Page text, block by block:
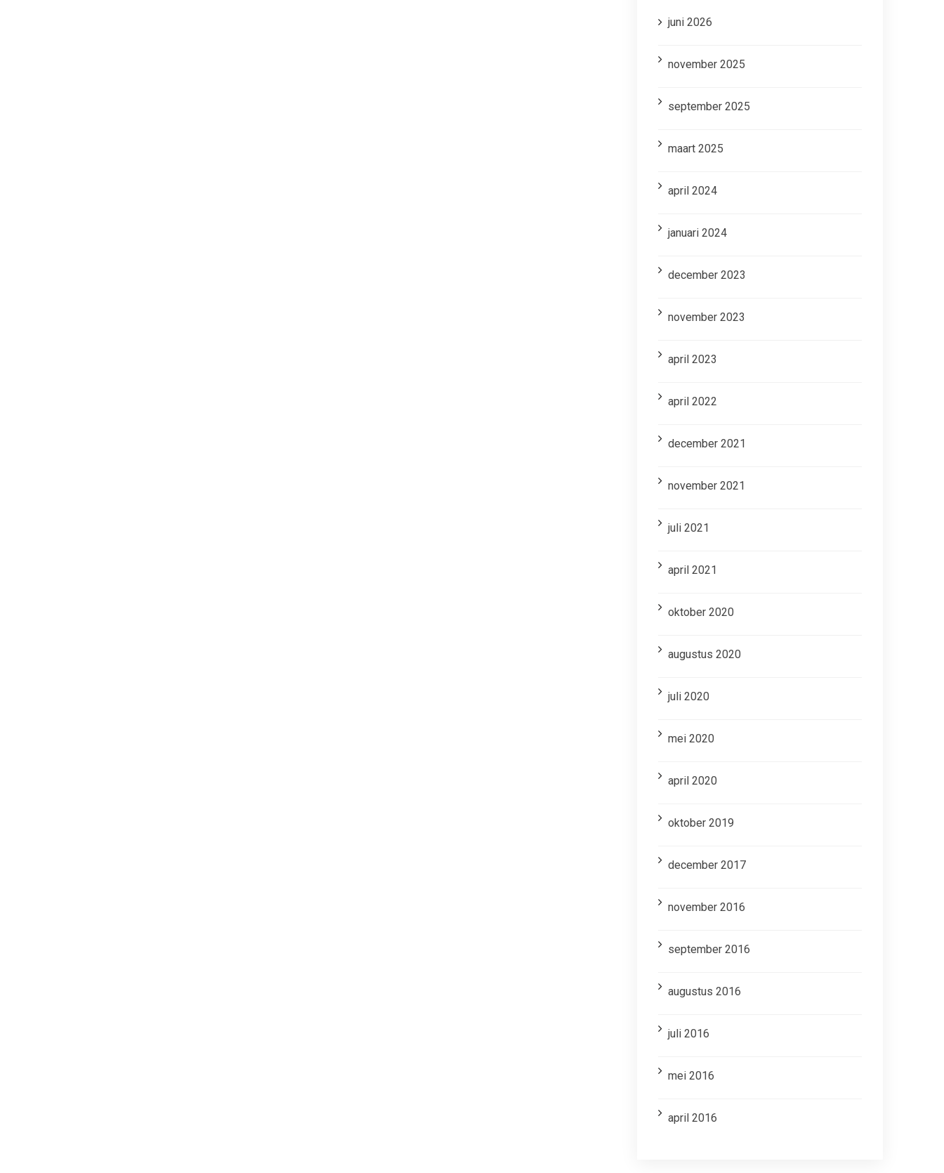
juni 2026
november 2025
september 2025
maart 2025
april 2024
januari 2024
december 2023
november 2023
april 2023
april 2022
december 2021
november 2021
juli 2021
april 2021
oktober 2020
augustus 2020
juli 2020
mei 2020
april 2020
oktober 2019
december 2017
november 2016
september 2016
augustus 2016
juli 2016
mei 2016
april 2016